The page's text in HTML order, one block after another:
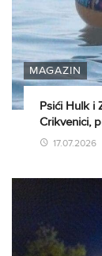
MAGAZIN
Psići Hulk i
Crikvenici,
17.07.2026